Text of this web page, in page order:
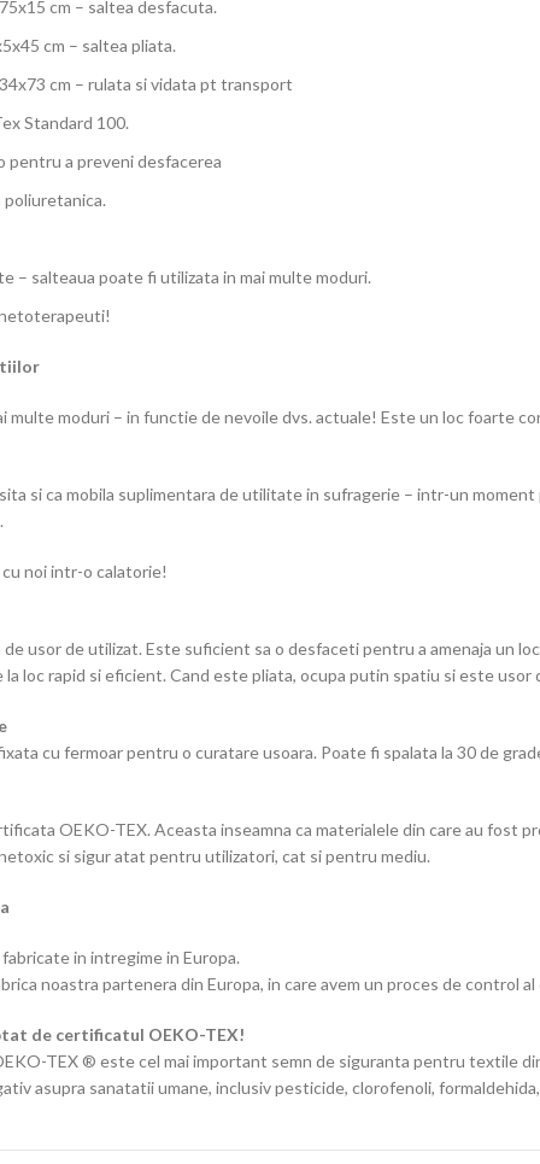
cm – saltea desfacuta.
cm – saltea pliata.
cm – rulata si vidata pt transport
Standard 100.
pentru a preveni desfacerea
– salteaua poate fi utilizata in mai multe moduri.
multe moduri – in functie de nevoile dvs. actuale! Este un loc foarte
si ca mobila suplimentara de utilitate in sufragerie – intr-un
noi intr-o calatorie!
usor de utilizat. Este suficient sa o desfaceti pentru a amenaja un
la loc rapid si eficient. Cand este pliata, ocupa putin spatiu si este
cu fermoar pentru o curatare usoara. Poate fi spalata la 30 de
OEKO-TEX. Aceasta inseamna ca materialele din care au
si sigur atat pentru utilizatori, cat si pentru mediu.
in intregime in Europa.
noastra partenera din Europa, in care avem un proces de control
de certificatul OEKO-TEX!
TEX ® este cel mai important semn de siguranta pentru textile
asupra sanatatii umane, inclusiv pesticide, clorofenoli,